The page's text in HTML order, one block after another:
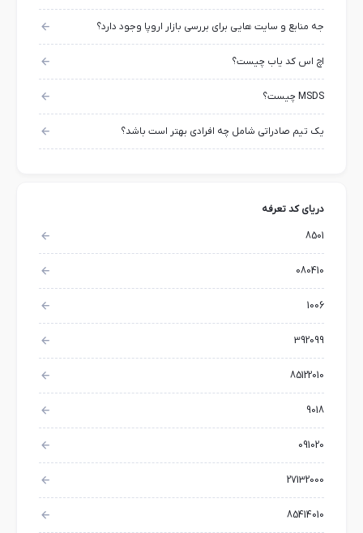
جه منابع و سایت هایی برای بررسی بازار اروپا وجود دارد؟
اچ اس کد یاب چیست؟
MSDS چیست؟
یک تیم صادراتی شامل چه افرادی بهتر است باشد؟
دریای کد تعرفه
8501
080410
1006
392099
85122010
9018
091020
27132000
85414010